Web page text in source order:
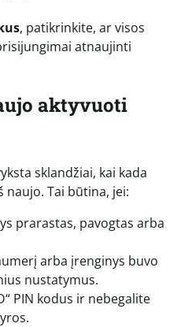
, patikrinkite, ar visos
atnaujinti
aktyvuoti
sklandžiai, kai kada
naujo. Tai būtina, jei:
prarastas, pavogtas arba
arba įrenginys buvo
nustatymus.
PIN kodus ir nebegalite